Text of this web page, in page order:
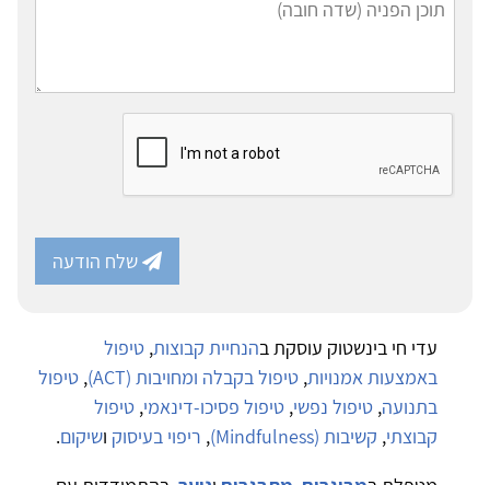
שלח הודעה
עדי חי בינשטוק עוסקת בהנחיית קבוצות, טיפול
באמצעות אמנויות, טיפול בקבלה ומחויבות (ACT) , טיפול
בתנועה, טיפול נפשי, טיפול פסיכו-דינאמי, טיפול
קבוצתי, קשיבות (Mindfulness) , ריפוי בעיסוק ושיקום.